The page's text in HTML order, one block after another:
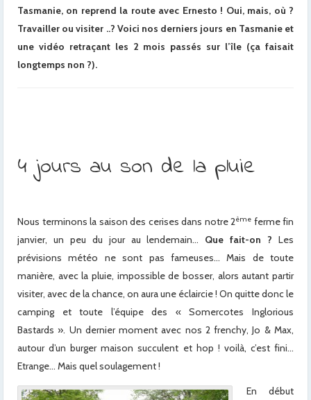
Tasmanie, on reprend la route avec Ernesto ! Oui, mais, où ?
Travailler ou visiter ..? Voici nos derniers jours en Tasmanie et
une vidéo retraçant les 2 mois passés sur l’île (ça faisait
longtemps non ?).
4 jours au son de la pluie
Nous terminons la saison des cerises dans notre 2ème ferme fin
janvier, un peu du jour au lendemain… Que fait-on ? Les
prévisions météo ne sont pas fameuses… Mais de toute
manière, avec la pluie, impossible de bosser, alors autant partir
visiter, avec de la chance, on aura une éclaircie ! On quitte donc le
camping et toute l’équipe des « Somercotes Inglorious
Bastards ». Un dernier moment avec nos 2 frenchy, Jo & Max,
autour d’un burger maison succulent et hop ! voilà, c’est fini…
Etrange… Mais quel soulagement !
En début